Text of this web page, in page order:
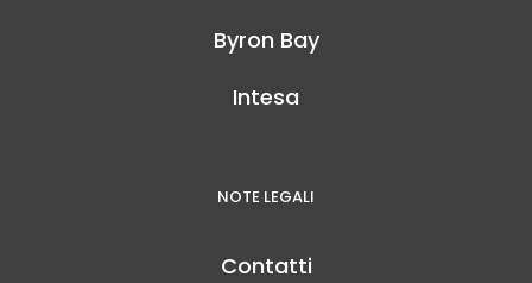
Byron Bay
Intesa
NOTE LEGALI
Contatti